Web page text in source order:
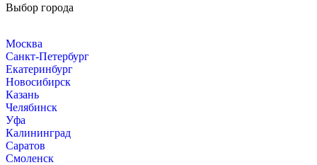
Выбор города
Москва
Санкт-Петербург
Екатеринбург
Новосибирск
Казань
Челябинск
Уфа
Калининград
Саратов
Смоленск